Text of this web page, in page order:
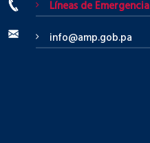
Líneas de Emergencia
info@amp.gob.pa